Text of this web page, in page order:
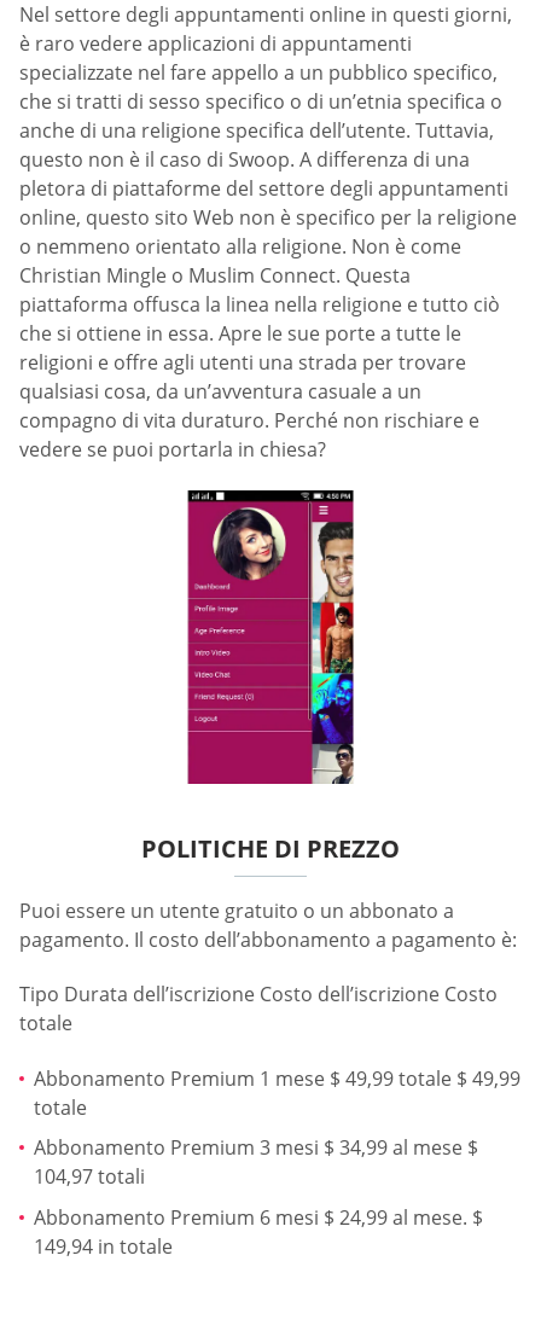
Nel settore degli appuntamenti online in questi giorni,
è raro vedere applicazioni di appuntamenti
specializzate nel fare appello a un pubblico specifico,
che si tratti di sesso specifico o di un’etnia specifica o
anche di una religione specifica dell’utente. Tuttavia,
questo non è il caso di Swoop. A differenza di una
pletora di piattaforme del settore degli appuntamenti
online, questo sito Web non è specifico per la religione
o nemmeno orientato alla religione. Non è come
Christian Mingle o Muslim Connect. Questa
piattaforma offusca la linea nella religione e tutto ciò
che si ottiene in essa. Apre le sue porte a tutte le
religioni e offre agli utenti una strada per trovare
qualsiasi cosa, da un’avventura casuale a un
compagno di vita duraturo. Perché non rischiare e
vedere se puoi portarla in chiesa?
POLITICHE DI PREZZO
Puoi essere un utente gratuito o un abbonato a
pagamento. Il costo dell’abbonamento a pagamento è:
Tipo Durata dell’iscrizione Costo dell’iscrizione Costo
totale
Abbonamento Premium 1 mese $ 49,99 totale $ 49,99
totale
Abbonamento Premium 3 mesi $ 34,99 al mese $
104,97 totali
Abbonamento Premium 6 mesi $ 24,99 al mese. $
149,94 in totale